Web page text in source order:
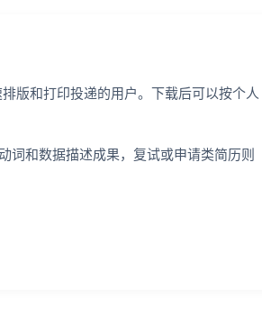
版和打印投递的用户。下载后可以按个人
词和数据描述成果，复试或申请类简历则